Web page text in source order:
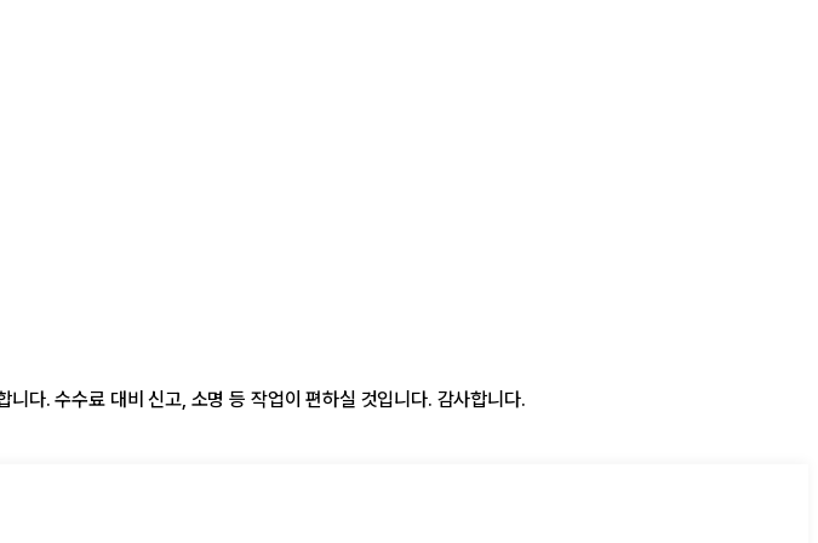
다. 수수료 대비 신고, 소명 등 작업이 편하실 것입니다. 감사합니다.